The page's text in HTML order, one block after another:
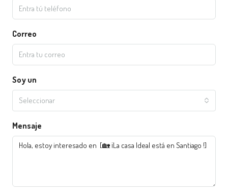
Correo
Soy un
Seleccionar
Mensaje